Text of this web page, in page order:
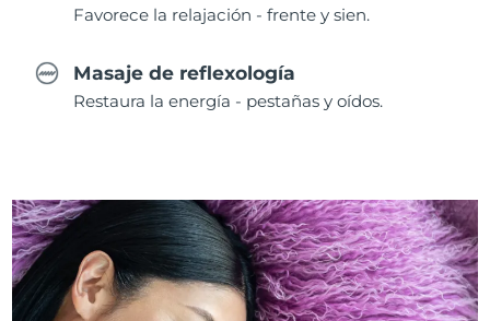
Favorece la relajación - frente y sien.
Masaje de reflexología
Restaura la energía - pestañas y oídos.